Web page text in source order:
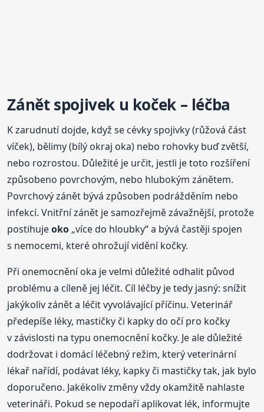
Zánět spojivek u koček – léčba
K zarudnutí dojde, když se cévky spojivky (růžová část
víček), bělimy (bílý okraj oka) nebo rohovky buď zvětší,
nebo rozrostou. Důležité je určit, jestli je toto rozšíření
způsobeno povrchovým, nebo hlubokým zánětem.
Povrchový zánět bývá způsoben podrážděním nebo
infekcí. Vnitřní zánět je samozřejmě závažnější, protože
postihujeoko „více do hloubky“ a bývá častěji spojen
s nemocemi, které ohrožují vidění kočky.
Při onemocnění oka je velmi důležité odhalit původ
problému a cíleně jej léčit. Cíl léčby je tedy jasný: snížit
jakýkoliv zánět a léčit vyvolávající příčinu. Veterinář
předepíše léky, mastičky či kapky do očí pro kočky
v závislosti na typu onemocnění kočky. Je ale důležité
dodržovat i domácí léčebný režim, který veterinární
lékař nařídí, podávat léky, kapky či mastičky tak, jak bylo
doporučeno. Jakékoliv změny vždy okamžitě nahlaste
veterináři. Pokud se nepodaří aplikovat lék, informujte